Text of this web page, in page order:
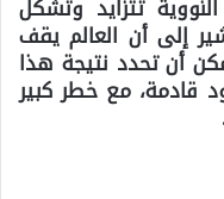
تتزايد وتشكل
إلى أن العالم يقف
أن تحدد نتيجة هذا
قادمة، مع خطر كبير